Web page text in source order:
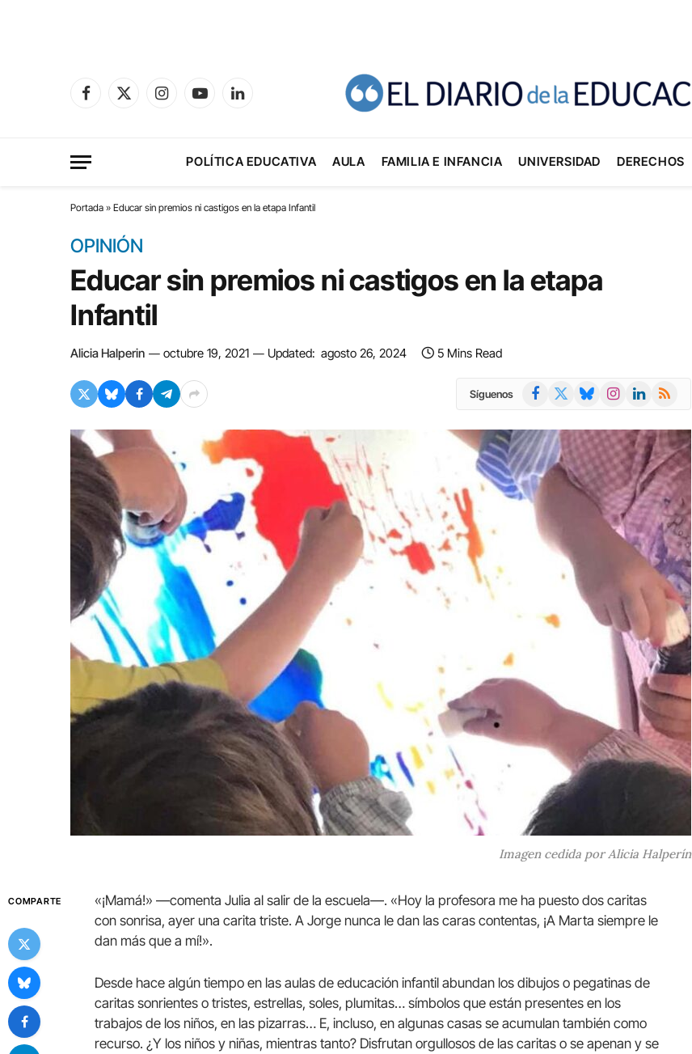
Facebook
X
InstagramYouTubeLinkedIn
POLÍTICA EDUCATIVA AULA FAMILIA E INFANCIA UNIVERSIDAD DERECHOS
Portada » Educar sin premios ni castigos en la etapa Infantil
OPINIÓN
Educar sin premios ni castigos en la etapa
Infantil
Alicia Halperin octubre 19, 2021 Updated: agosto 26, 2024 5 Mins Read
Síguenos Facebook BlueskyInstagramLinkedIn
RSS
Imagen cedida por Alicia Halperín
COMPARTE
«¡Mamá!» —comenta Julia al salir de la escuela—. «Hoy la profesora me ha puesto dos caritas
con sonrisa, ayer una carita triste. A Jorge nunca le dan las caras contentas, ¡A Marta siempre le
dan más que a mí!».
Desde hace algún tiempo en las aulas de educación infantil abundan los dibujos o pegatinas de
caritas sonrientes o tristes, estrellas, soles, plumitas… símbolos que están presentes en los
trabajos de los niños, en las pizarras… E, incluso, en algunas casas se acumulan también como
recurso. ¿Y los niños y niñas, mientras tanto? Disfrutan orgullosos de las caritas o se apenan y se